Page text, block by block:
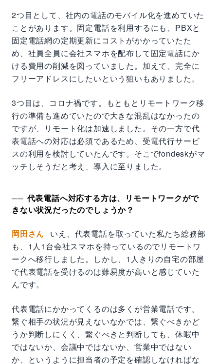
2つ目として、社内の電話のモバイル化を進めていた
ことがあります。固定電話を利用するにも、PBXと
固定電話網の定期更新にコストがかかっていたた
め、社員全員に会社スマホを配布して固定電話にか
ける費用の削減を図っていました。加えて、完全に
フリーアドレスにしたいという狙いもありました。
3つ目は、コロナ禍です。もともとリモートワーク移
行の準備も進めていたので大きな混乱はなかったの
ですが、リモート化は加速しました。その一方で代
表電話への対応は必須であるため、受電代行サービ
スの利用を検討していたんです。そこでfondeskがマ
ッチしそうだと考え、導入に至りました。
代表電話へ対応する方は、リモートワークがで
きない状況だったのでしょうか？
岡田さん
いえ、代表電話を取っていた私たち総務部
も、1人1台会社スマホを持っているのでリモートワ
ークへ移行しました。しかし、1人きりの自宅の部屋
で代表電話を受けるのは難易度が高いと感じていた
んです。
代表電話にかかってくるのは多くが営業電話です。
繋ぐ相手の状況が見えないなかでは、繋ぐべきかど
うか判断しにくく、繋ぐべきと判断しても、休暇中
ではないか、会議中ではないか、営業中ではない
か、というように担当者の予定を確認しなければな